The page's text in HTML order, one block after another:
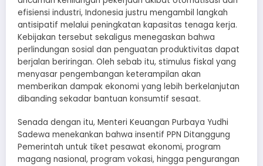
efisiensi industri, Indonesia justru mengambil langkah
antisipatif melalui peningkatan kapasitas tenaga kerja.
Kebijakan tersebut sekaligus menegaskan bahwa
perlindungan sosial dan penguatan produktivitas dapat
berjalan beriringan. Oleh sebab itu, stimulus fiskal yang
menyasar pengembangan keterampilan akan
memberikan dampak ekonomi yang lebih berkelanjutan
dibanding sekadar bantuan konsumtif sesaat.
Senada dengan itu, Menteri Keuangan Purbaya Yudhi
Sadewa menekankan bahwa insentif PPN Ditanggung
Pemerintah untuk tiket pesawat ekonomi, program
magang nasional, program vokasi, hingga pengurangan